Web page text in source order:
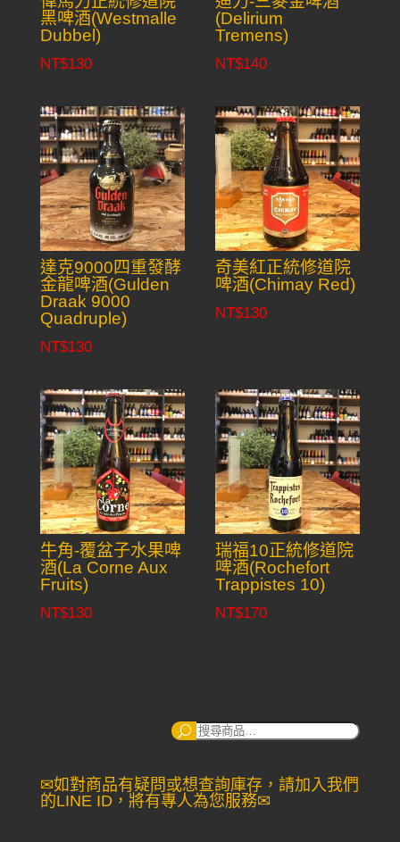
黑啤酒(Westmalle
Dubbel)
NT$130
(Delirium
Tremens)
NT$140
達克9000四重發酵
金龍啤酒(Gulden
Draak 9000
Quadruple)
NT$130
奇美紅正統修道院
啤酒(Chimay Red)
NT$130
牛角-覆盆子水果啤
酒(La Corne Aux
Fruits)
NT$130
瑞福10正統修道院
啤酒(Rochefort
Trappistes 10)
NT$170
搜
✉如對商品有疑問或想查詢庫存，請加入我們
的LINE ID，將有專人為您服務✉